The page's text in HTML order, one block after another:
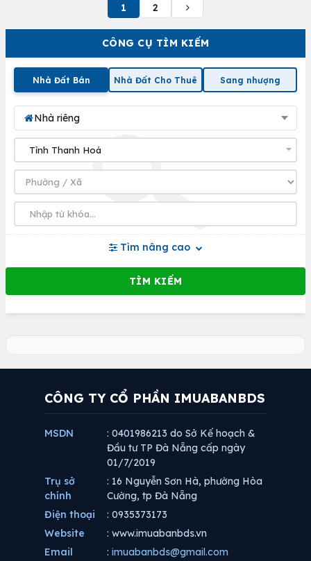
CÔNG CỤ TÌM KIẾM
Nhà Đất Bán Nhà Đất Cho Thuê Sang nhượng
Nhà riêng
Tìm nâng cao
1 2
CÔNG TY CỔ PHẦN IMUABANBDS
MSDN
: 0401986213 do Sở Kế hoạch &
Đầu tư TP Đà Nẵng cấp ngày
01/7/2019
Trụ sở
chính
: 16 Nguyễn Sơn Hà, phường Hòa
Cường, tp Đà Nẵng
Điện thoại
: 0935373173
Website
: www.imuabanbds.vn
Email
: imuabanbds@gmail.com